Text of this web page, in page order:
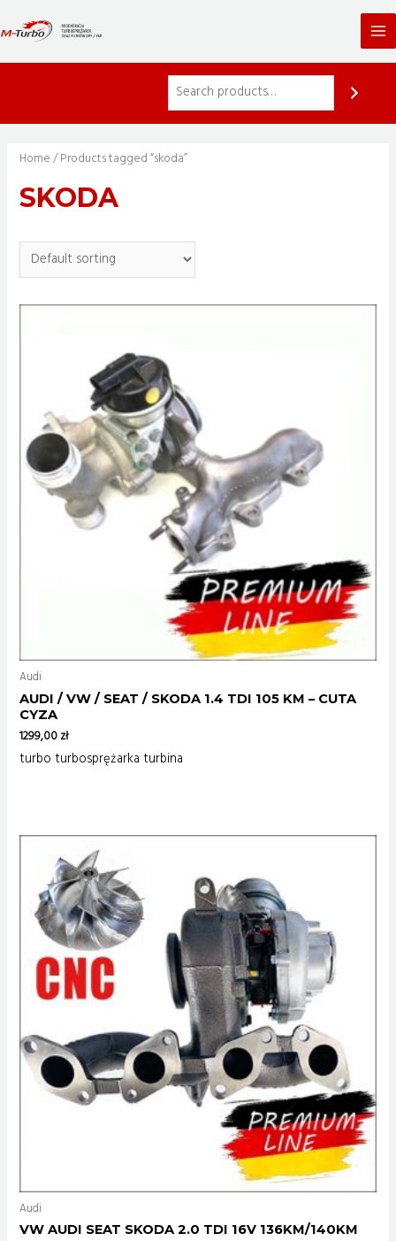
to
Home/ Products tagged “skoda”
SKODA
Audi
AUDI / VW / SEAT / SKODA 1.4 TDI 105 KM – CUTA
CYZA
1299,00zł
turbo turbosprężarka turbina
Audi
VW AUDI SEAT SKODA 2.0 TDI 16V 136KM/140KM